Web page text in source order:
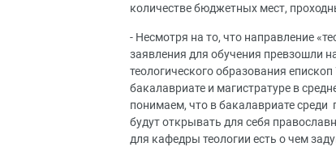
количестве бюджетных мест,
- Несмотря на то, что направление
заявления для обучения превзошли
теологического образования
бакалавриате и магистратуре в
понимаем, что в бакалавриате среди
будут открывать для себя
для кафедры теологии есть о чем